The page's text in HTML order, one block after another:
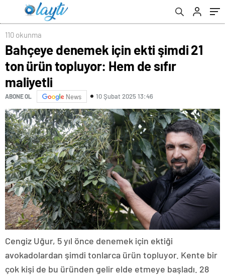
110 okunma
Bahçeye denemek için ekti şimdi 21
ton ürün topluyor: Hem de sıfır
maliyetli
ABONE OL News 10 Şubat 2025 13:46
Cengiz Uğur, 5 yıl önce denemek için ektiği
avokadolardan şimdi tonlarca ürün topluyor. Kente bir
çok kişi de bu üründen gelir elde etmeye başladı. 28